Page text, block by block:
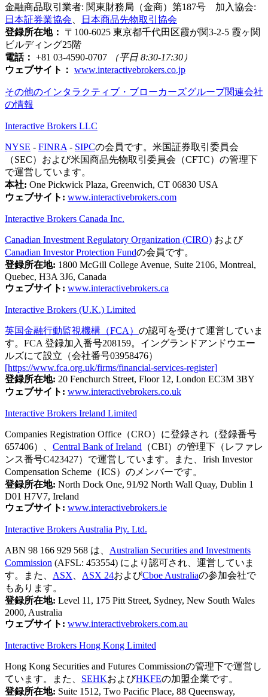
金融商品取引業者: 関東財務局（金商）第187号 加入協会:
日本証券業協会
日本商品先物取引協会
登録所在地：
〒100-6025 東京都千代田区霞が関3-2-5 霞ヶ関
ビルディング25階
電話： +81 03-4590-0707
（平日 8:30-17:30）
ウェブサイト： www.interactivebrokers.co.jp
その他のインタラクティブ・ブローカーズグループ関連会社
の情報
Interactive Brokers LLC
NYSE - FINRA - SIPCの会員です。米国証券取引委員会
（SEC）および米国商品先物取引委員会（CFTC）の管理下
で運営しています。
本社: One Pickwick Plaza, Greenwich, CT 06830 USA
ウェブサイト: www.interactivebrokers.com
Interactive Brokers Canada Inc.
Canadian Investment Regulatory Organization (CIRO) および
Canadian Investor Protection Fundの会員です。
登録所在地: 1800 McGill College Avenue, Suite 2106, Montreal,
Quebec, H3A 3J6, Canada
ウェブサイト: www.interactivebrokers.ca
Interactive Brokers (U.K.) Limited
英国金融行動監視機構（FCA） の認可を受けて運営していま
す。FCA 登録加入番号208159。イングランドアンドウエー
ルズにて設立（会社番号03958476）
[https://www.fca.org.uk/firms/financial-services-register]
登録所在地: 20 Fenchurch Street, Floor 12, London EC3M 3BY
ウェブサイト: www.interactivebrokers.co.uk
Interactive Brokers Ireland Limited
Companies Registration Office（CRO）に登録され（登録番号
657406）、 Central Bank of Ireland （CBI）の管理下（レファレ
ンス番号C423427）で運営しています。また、Irish Investor
Compensation Scheme（ICS）のメンバーです。
登録所在地: North Dock One, 91/92 North Wall Quay, Dublin 1
D01 H7V7, Ireland
ウェブサイト: www.interactivebrokers.ie
Interactive Brokers Australia Pty. Ltd.
ABN 98 166 929 568 は、 Australian Securities and Investments
Commission (AFSL: 453554) により認可され、運営していま
す。また、 ASX ASX 24およびCboe Australiaの参加会社で
もあります。
登録所在地: Level 11, 175 Pitt Street, Sydney, New South Wales
2000, Australia
ウェブサイト: www.interactivebrokers.com.au
Interactive Brokers Hong Kong Limited
Hong Kong Securities and Futures Commissionの管理下で運営し
ています。また、 SEHKおよびHKFEの加盟企業です。
登録所在地: Suite 1512, Two Pacific Place, 88 Queensway,